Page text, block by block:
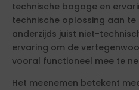
technische bagage en
technische oplossing aan
anderzijds juist niet-
ervaring om de
vooral functioneel mee te
Het meenemen betekent